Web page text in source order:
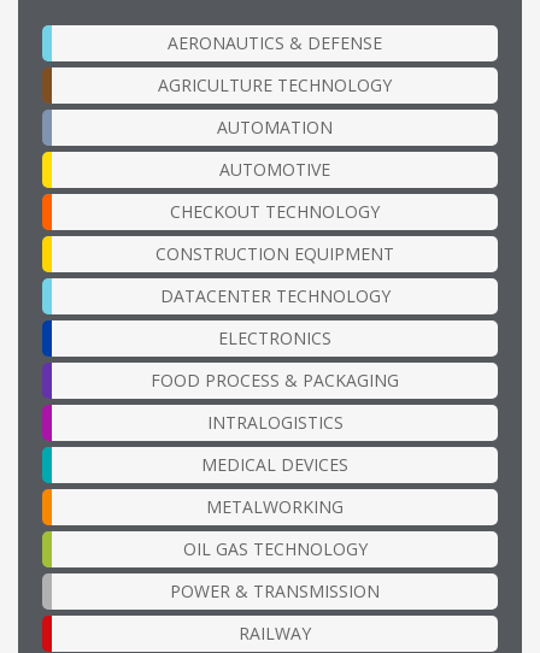
AERONAUTICS & DEFENSE
AGRICULTURE TECHNOLOGY
AUTOMATION
AUTOMOTIVE
CHECKOUT TECHNOLOGY
CONSTRUCTION EQUIPMENT
DATACENTER TECHNOLOGY
ELECTRONICS
FOOD PROCESS & PACKAGING
INTRALOGISTICS
MEDICAL DEVICES
METALWORKING
OIL GAS TECHNOLOGY
POWER & TRANSMISSION
RAILWAY